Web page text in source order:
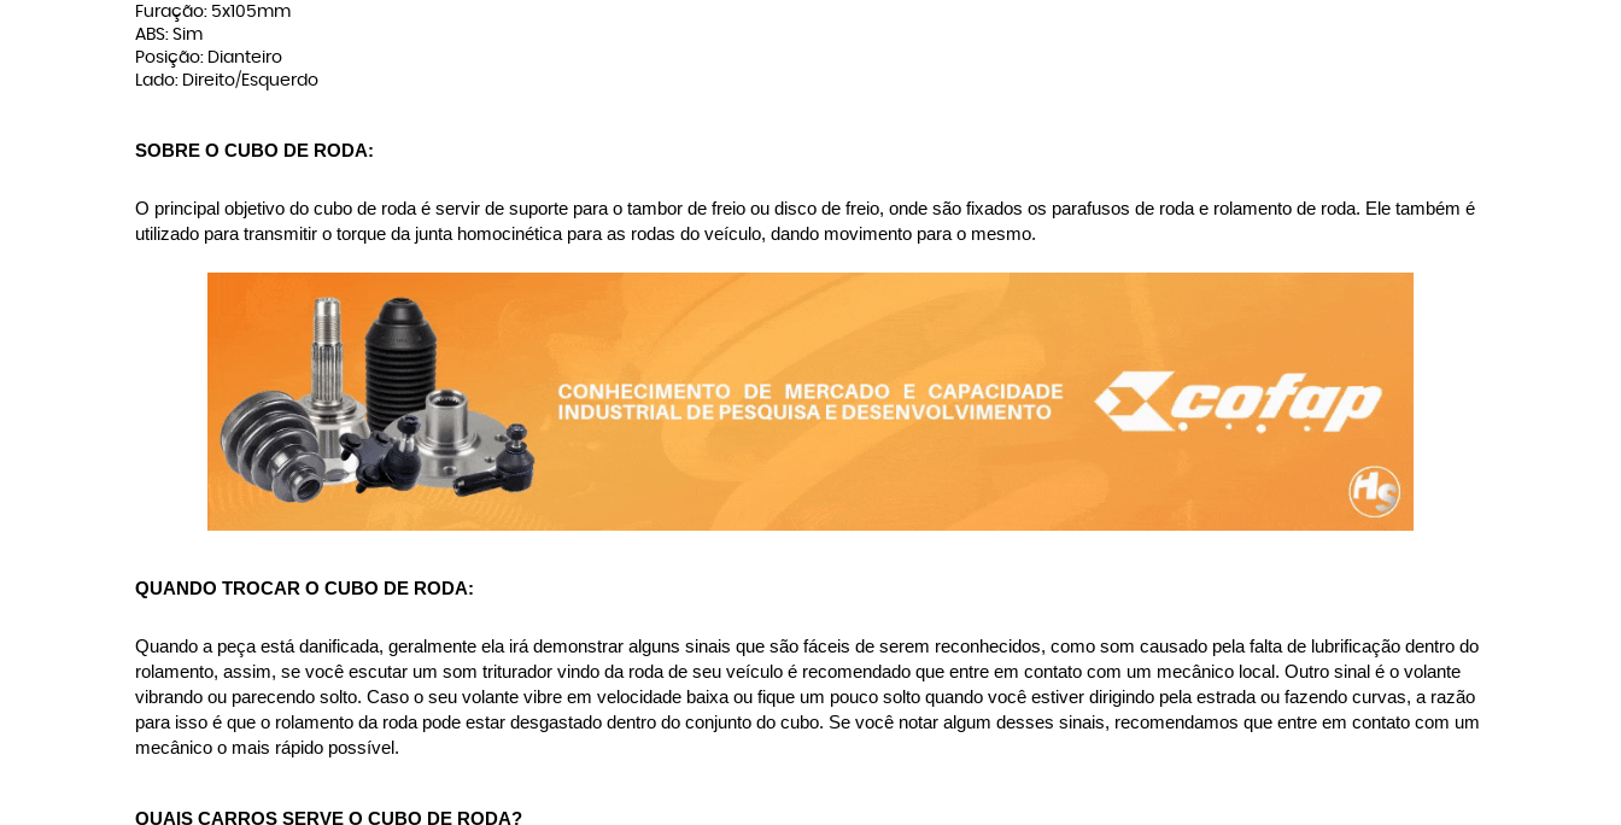
Furação: 5x105mm
ABS: Sim
Posição: Dianteiro
Lado: Direito/Esquerdo
SOBRE O CUBO DE RODA:
O principal objetivo do cubo de roda é servir de suporte para o tambor de freio ou disco de freio, onde são fixados os parafusos de roda e rolamento de roda. Ele também é
utilizado para transmitir o torque da junta homocinética para as rodas do veículo, dando movimento para o mesmo.
QUANDO TROCAR O CUBO DE RODA:
Quando a peça está danificada, geralmente ela irá demonstrar alguns sinais que são fáceis de serem reconhecidos, como som causado pela falta de lubrificação dentro do
rolamento, assim, se você escutar um som triturador vindo da roda de seu veículo é recomendado que entre em contato com um mecânico local. Outro sinal é o volante
vibrando ou parecendo solto. Caso o seu volante vibre em velocidade baixa ou fique um pouco solto quando você estiver dirigindo pela estrada ou fazendo curvas, a razão
para isso é que o rolamento da roda pode estar desgastado dentro do conjunto do cubo. Se você notar algum desses sinais, recomendamos que entre em contato com um
mecânico o mais rápido possível.
QUAIS CARROS SERVE O CUBO DE RODA?